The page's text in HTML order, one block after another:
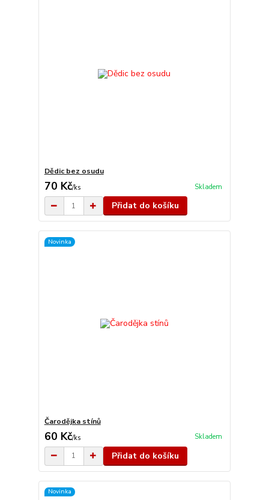
Dědic bez osudu
70 Kč/ks Skladem
Přidat do košíku
Novinka
Čarodějka stínů
60 Kč/ks Skladem
Přidat do košíku
Novinka